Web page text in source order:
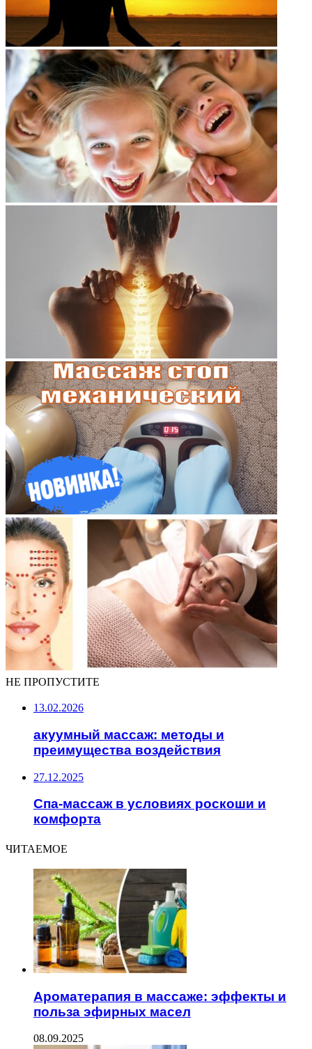
НЕ ПРОПУСТИТЕ
13.02.2026
акуумный массаж: методы и
преимущества воздействия
27.12.2025
Спа-массаж в условиях роскоши и
комфорта
ЧИТАЕМОЕ
Ароматерапия в массаже: эффекты и
польза эфирных масел
08.09.2025